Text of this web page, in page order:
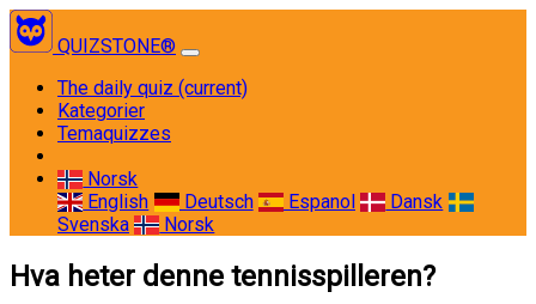
QUIZSTONE®
The daily quiz (current)
Kategorier
Temaquizzes
Norsk
English
Deutsch Espanol
Dansk
Svenska
Norsk
Hva heter denne tennisspilleren?